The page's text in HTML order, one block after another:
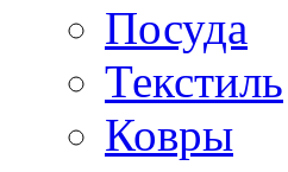
Посуда
Текстиль
Ковры